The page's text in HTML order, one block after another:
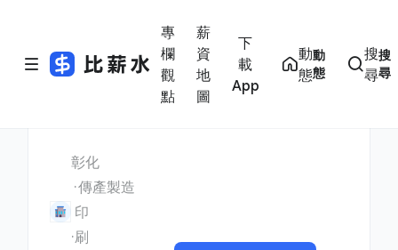
專
欄
觀
點
薪
資
地
圖
下
載
App
動
態
動
態
搜
尋
搜
尋
彰化
傳產製造
印
刷